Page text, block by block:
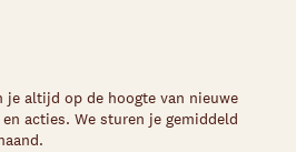
je altijd op de hoogte van nieuwe
acties. We sturen je gemiddeld